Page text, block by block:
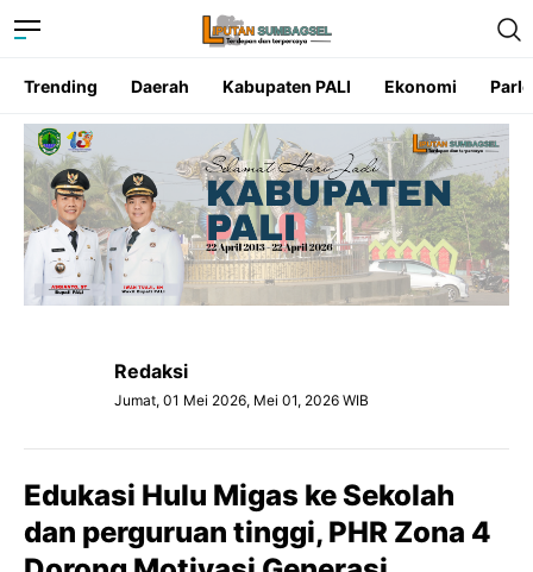
Trending Daerah Kabupaten PALI Ekonomi
Redaksi
Jumat, 01 Mei 2026, Mei 01, 2026 WIB
Edukasi Hulu Migas ke Sekolah
dan perguruan tinggi, PHR Zona 4